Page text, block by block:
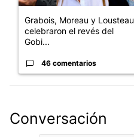
Grabois, Moreau y Lousteau
celebraron el revés del
Gobi...
46 comentarios
Conversación